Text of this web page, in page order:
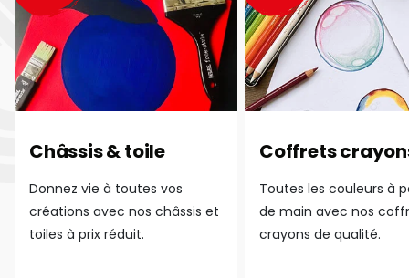
Châssis & toile
Donnez vie à toutes vos
créations avec nos châssis et
toiles à prix réduit.
Coffrets
Toutes les couleurs à
de main avec nos
crayons de qualité.